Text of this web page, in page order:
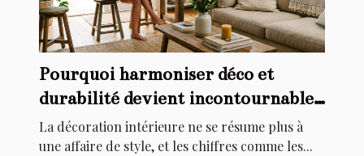
Pourquoi harmoniser déco et
durabilité devient incontournable
chez soi
La décoration intérieure ne se résume plus à
une affaire de style, et les chiffres comme les...